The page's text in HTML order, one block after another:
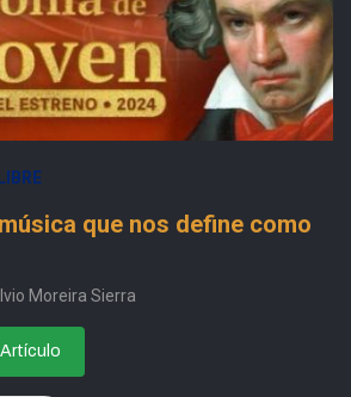
que nos define como
Moreira Sierra